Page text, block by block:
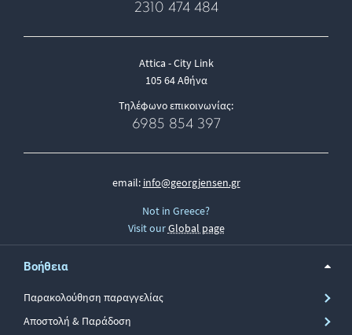
2310 474 484
Attica - City Link
105 64 Αθήνα
Τηλέφωνο επικοινωνίας:
6985 854 397
email: info@georgjensen.gr
Not in Greece?
Visit ourGlobal page
Βοήθεια
Παρακολούθηση παραγγελίας
Αποστολή & Παράδοση